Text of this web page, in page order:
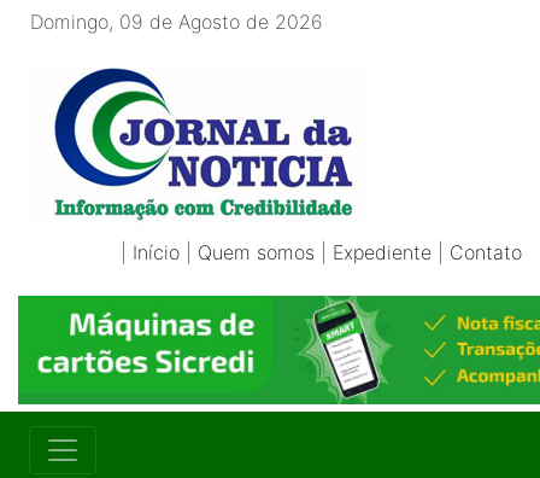
Domingo, 09 de Agosto de 2026
Início Quem somos Expediente Contato